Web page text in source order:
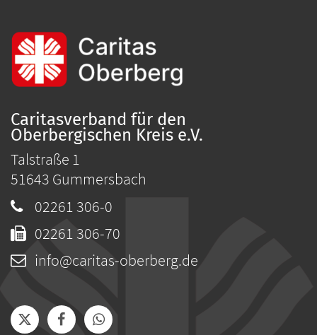
Caritasverband für den
Oberbergischen Kreis e.V.
Talstraße 1
51643 Gummersbach
02261 306-0
02261 306-70
info@caritas-oberberg.de